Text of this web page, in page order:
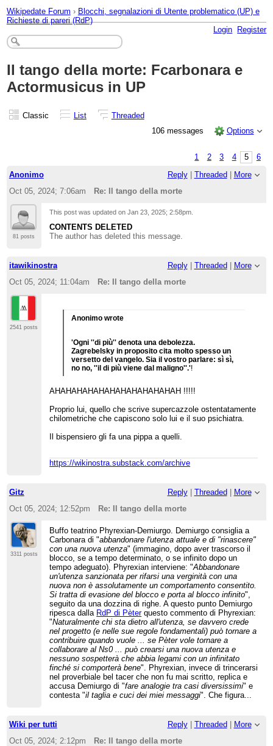
Wikipedate Forum › Blocchi, segnalazioni di Utente problematico (UP) e
Richieste di pareri (RdP)
Login
Register
Il tango della morte: Fcarbonara e
Actormusicus in UP
Classic List
Threaded
106 messages
Options
1 2 3 4 5
6
Anonimo
Reply| Threaded
More
Oct 05, 2024; 7:06am
Re: Il tango della morte
81 posts
This post was updated onJan 23, 2025; 2:58pm
CONTENTS DELETED
The author has deleted this message.
itawikinostra Reply| Threaded
More
Oct 05, 2024; 11:04am
Re: Il tango della morte
2541 posts
Anonimo wrote
'Ogni ''di più'' denota una debolezza.
Zagrebelsky in proposito cita molto spesso un
versetto del vangelo. Sia il vostro parlare: sì sì,
no no, ''il di più viene dal maligno''.'!
AHAHAHAHAHAHAHAHAHAHAHAH !!!!!
Proprio lui, quello che scrive supercazzole ostentatamente
chilometriche che capiscono solo lui e il suo psichiatra.
Il bispensiero gli fa una pippa a quelli.
https://wikinostra.substack.com/archive
Gitz Reply| Threaded
More
Oct 05, 2024; 12:52pm
Re: Il tango della morte
3311 posts
Buffo teatrino Phyrexian-Demiurgo. Demiurgo consiglia a
Carbonara di "abbandonare l'utenza attuale e di "rinascere"
con una nuova utenza" (immagino, dopo aver trascorso il
blocco, se a tempo determinato, o se infinito dopo un
tempo adeguato). Phyrexian interviene: "Abbandonare
un'utenza sanzionata per rifarsi una verginità con una
nuova non è assolutamente un comportamento consentito.
Si tratta di evasione del blocco e porta al blocco infinito",
seguito da una dozzina di righe. A questo punto Demiurgo
ripesca dalla RdP di Pèterquesto commento di Phyrexian:
"Naturalmente chi sta dietro all'utenza, se davvero crede
nel progetto (e nelle sue regole fondamentali) può tornare a
contribuire quando vuole ... se Pèter vole tornare a
collaborare al Ns0 ... può crearsi una nuova utenza e
nessuno sospetterà che abbia legami con un infinitato
finché si comporterà bene". Phyrexian, invece di trincerarsi
nel proverbiale bel tacer che non fu mai scritto, replica e
accusa Demiurgo di "fare analogie tra casi diversissimi" e
contesta "il taglia e cuci dei miei messaggi". Che figura...
Wiki per tutti Reply| Threaded | More
Oct 05, 2024; 2:12pm
Re: Il tango della morte